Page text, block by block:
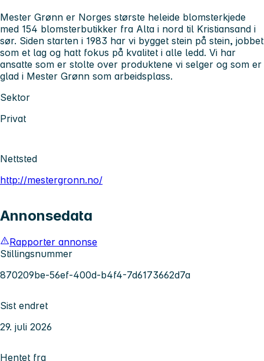
Mester Grønn er Norges største heleide blomsterkjede
med 154 blomsterbutikker fra Alta i nord til Kristiansand i
sør. Siden starten i 1983 har vi bygget stein på stein, jobbet
som et lag og hatt fokus på kvalitet i alle ledd. Vi har
ansatte som er stolte over produktene vi selger og som er
glad i Mester Grønn som arbeidsplass.
Sektor
Privat
Nettsted
http://mestergronn.no/
Annonsedata
Rapporter annonse
Stillingsnummer
870209be-56ef-400d-b4f4-7d6173662d7a
Sist endret
29. juli 2026
Hentet fra